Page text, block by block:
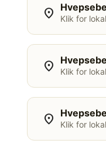
location_on Klik for
location_on Klik for
location_on Klik for